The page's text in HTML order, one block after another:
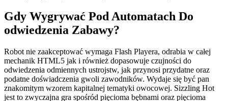
Gdy Wygrywać Pod Automatach Do
odwiedzenia Zabawy?
Robot nie zaakceptować wymaga Flash Playera, odrabia w całej
mechanik HTML5 jak i również dopasowuje czujności do
odwiedzenia odmiennych ustrojstw, jak przynosi przydatne oraz
podatne doświadczenia gwoli zawodników. Wydaje się być pan
znakomitym wzorem kapitalnej tematyki owocowej. Sizzling Hot
jest to zwyczajna gra spośród pięcioma bębnami oraz pięcioma